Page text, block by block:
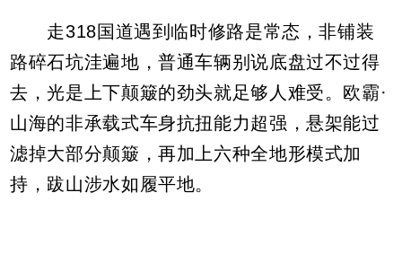
走318国道遇到临时修路是常态，非铺装
路碎石坑洼遍地，普通车辆别说底盘过不过得
去，光是上下颠簸的劲头就足够人难受。欧霸·
山海的非承载式车身抗扭能力超强，悬架能过
滤掉大部分颠簸，再加上六种全地形模式加
持，跋山涉水如履平地。